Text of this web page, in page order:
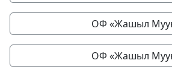
ОФ «Жашыл
ОФ «Жашыл